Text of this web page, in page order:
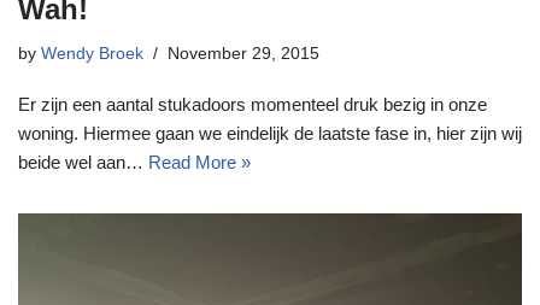
Wah!
by Wendy Broek November 29, 2015
Er zijn een aantal stukadoors momenteel druk bezig in onze
woning. Hiermee gaan we eindelijk de laatste fase in, hier zijn wij
beide wel aan… Read More »